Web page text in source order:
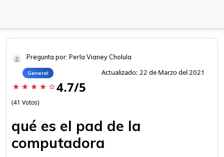
Pregunta por: Perla Vianey Cholula
General Actualizado: 22 de Marzo del 2021
star star star star star_border 4.7/5
(41 Votos)
qué es el pad de la
computadora